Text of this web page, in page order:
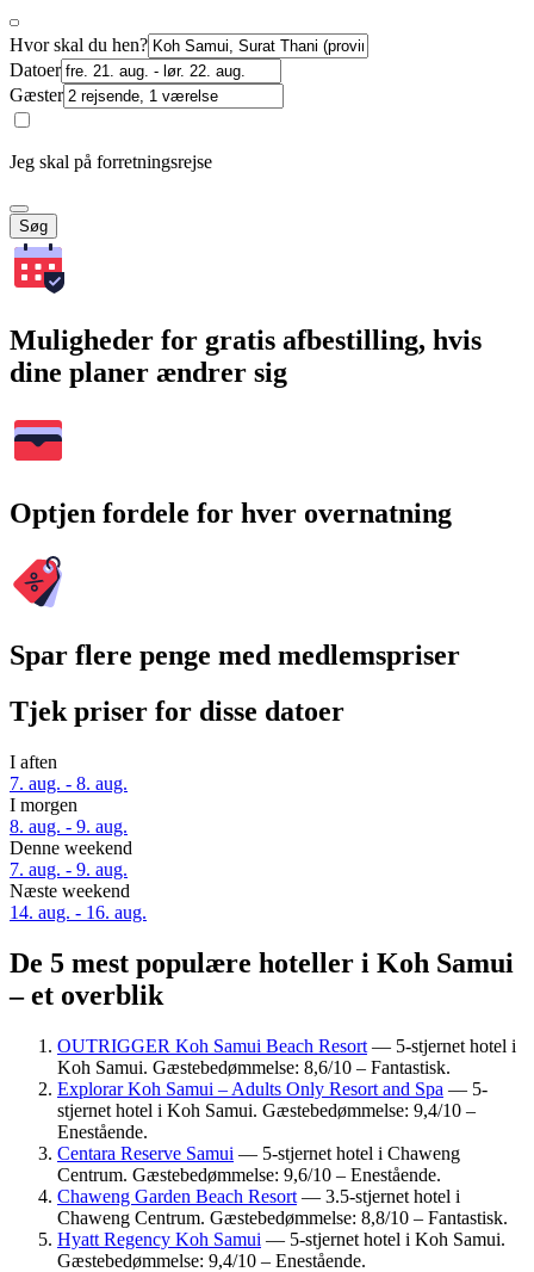
Hvor skal du hen?
Datoer
Gæster
Jeg skal på forretningsrejse
Søg
Muligheder for gratis afbestilling, hvis
dine planer ændrer sig
Optjen fordele for hver overnatning
Spar flere penge med medlemspriser
Tjek priser for disse datoer
I aften
7. aug. - 8. aug.
I morgen
8. aug. - 9. aug.
Denne weekend
7. aug. - 9. aug.
Næste weekend
14. aug. - 16. aug.
De 5 mest populære hoteller i Koh Samui
– et overblik
OUTRIGGER Koh Samui Beach Resort — 5-stjernet hotel i
Koh Samui. Gæstebedømmelse: 8,6/10 – Fantastisk.
Explorar Koh Samui – Adults Only Resort and Spa — 5-
stjernet hotel i Koh Samui. Gæstebedømmelse: 9,4/10 –
Enestående.
Centara Reserve Samui — 5-stjernet hotel i Chaweng
Centrum. Gæstebedømmelse: 9,6/10 – Enestående.
Chaweng Garden Beach Resort — 3.5-stjernet hotel i
Chaweng Centrum. Gæstebedømmelse: 8,8/10 – Fantastisk.
Hyatt Regency Koh Samui — 5-stjernet hotel i Koh Samui.
Gæstebedømmelse: 9,4/10 – Enestående.